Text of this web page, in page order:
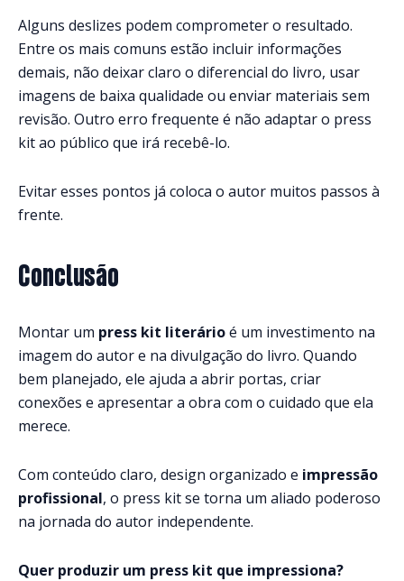
Alguns deslizes podem comprometer o resultado.
Entre os mais comuns estão incluir informações
demais, não deixar claro o diferencial do livro, usar
imagens de baixa qualidade ou enviar materiais sem
revisão. Outro erro frequente é não adaptar o press
kit ao público que irá recebê-lo.
Evitar esses pontos já coloca o autor muitos passos à
frente.
Conclusão
Montar um press kit literárioé um investimento na
imagem do autor e na divulgação do livro. Quando
bem planejado, ele ajuda a abrir portas, criar
conexões e apresentar a obra com o cuidado que ela
merece.
Com conteúdo claro, design organizado e impressão
profissional, o press kit se torna um aliado poderoso
na jornada do autor independente.
Quer produzir um press kit que impressiona?